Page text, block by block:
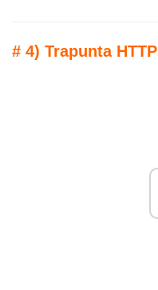
# 4) Trapunta HTTP